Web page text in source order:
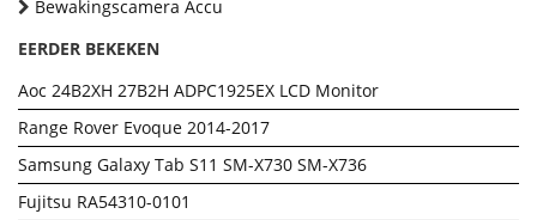
Bewakingscamera Accu
EERDER BEKEKEN
Aoc 24B2XH 27B2H ADPC1925EX LCD Monitor
Range Rover Evoque 2014-2017
Samsung Galaxy Tab S11 SM-X730 SM-X736
Fujitsu RA54310-0101